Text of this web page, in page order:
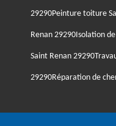
29290Peinture toiture
Renan 29290Isolation
Saint Renan 29290
29290Réparation de